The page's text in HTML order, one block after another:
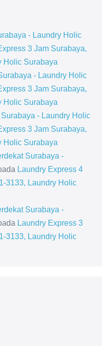
- Laundry Holic
3 Jam Surabaya,
Holic Surabaya
- Laundry Holic
3 Jam Surabaya,
Holic Surabaya
- Laundry Holic
3 Jam Surabaya,
Holic Surabaya
Surabaya -
Laundry Express 4
3133, Laundry Holic
Surabaya -
Laundry Express 3
3133, Laundry Holic